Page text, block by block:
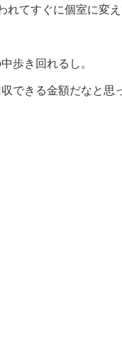
てすぐに個室に変
歩き回れるし。
できる金額だなと思